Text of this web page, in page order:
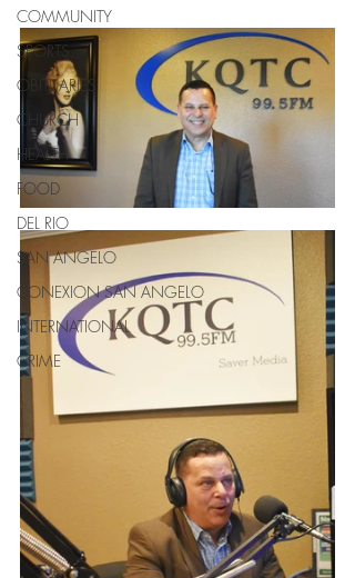
COMMUNITY
SPORTS
OBITUARIES
CHURCH
HEALTH
FOOD
DEL RIO
SAN ANGELO
CONEXION SAN ANGELO
INTERNATIONAL
CRIME